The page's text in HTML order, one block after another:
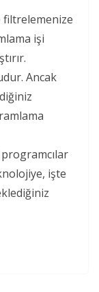
işi
Ancak
işte